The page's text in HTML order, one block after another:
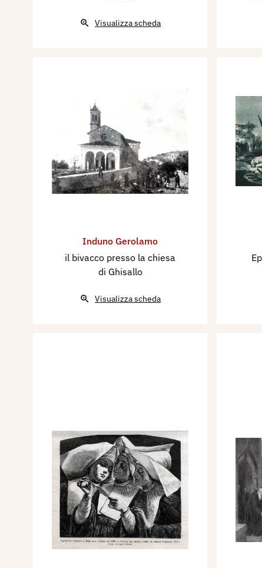
Visualizza scheda
Induno Gerolamo
il bivacco presso la chiesa
di Ghisallo
Visualizza scheda